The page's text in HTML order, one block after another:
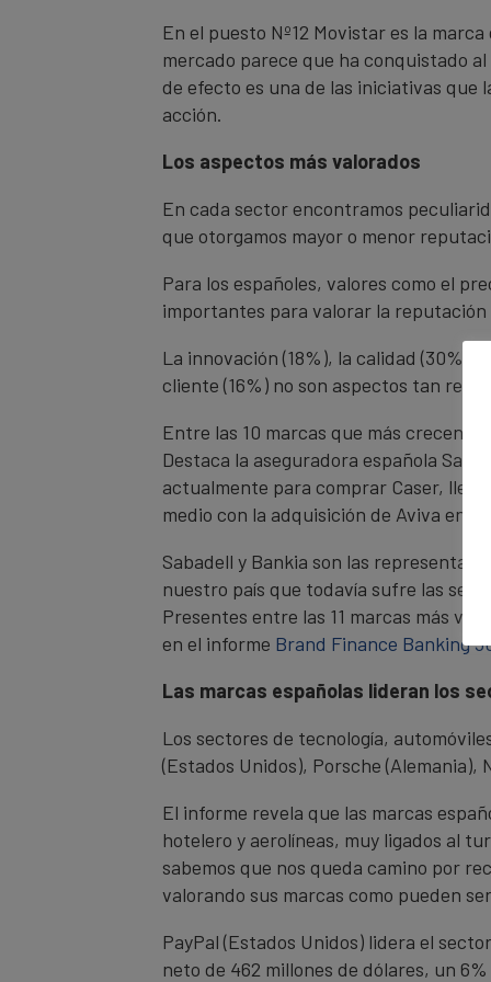
En el puesto Nº12 Movistar es la
mercado parece que ha conquistado
de efecto es una de las iniciativas que
acción.
Los aspectos más valorados
En cada sector encontramos
que otorgamos mayor o menor
Para los españoles, valores como el
importantes para valorar la reputación
La innovación (18%), la calidad (30%),
cliente (16%) no son aspectos tan
Entre las 10 marcas que más crecen
Destaca la aseguradora española
actualmente para comprar Caser,
medio con la adquisición de Aviva en
Sabadell y Bankia son las
nuestro país que todavía sufre las
Presentes entre las 11 marcas más
en el informe Brand Finance Banking
Las marcas españolas lideran los
Los sectores de tecnología,
(Estados Unidos), Porsche (Alemania),
El informe revela que las marcas
hotelero y aerolíneas, muy ligados al
sabemos que nos queda camino por
valorando sus marcas como pueden
PayPal (Estados Unidos) lidera el
neto de 462 millones de dólares, un